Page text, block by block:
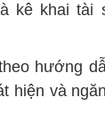
kê khai tài
hướng
hiện và